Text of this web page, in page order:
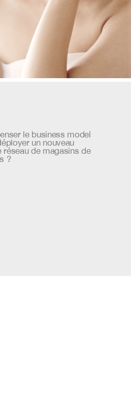
le business model
un nouveau
réseau de magasins de
?